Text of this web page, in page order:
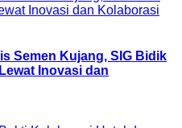
Semen Kujang, SIG Bidik
Inovasi dan